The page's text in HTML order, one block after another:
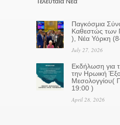
Παγκόσμια
Καθεστώς των
), Νέα Υόρκη
July 27, 2026
Eκδήλωση για
την Ηρωική
Μεσολογγίου(
19:00 )
April 28, 2026